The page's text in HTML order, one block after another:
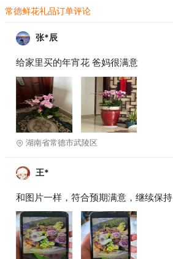
常德鲜花礼品订单评论
张*辰
给家里买的年宵花 爸妈很满意
湖南省常德市武陵区
王*
和图片一样，符合预期满意，继续保持